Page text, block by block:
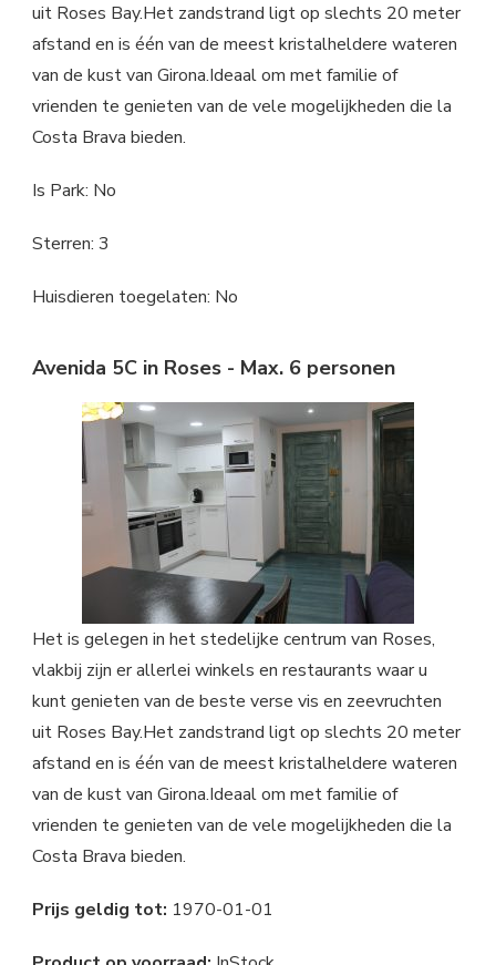
uit Roses Bay.Het zandstrand ligt op slechts 20 meter
afstand en is één van de meest kristalheldere wateren
van de kust van Girona.Ideaal om met familie of
vrienden te genieten van de vele mogelijkheden die la
Costa Brava bieden.
Is Park: No
Sterren: 3
Huisdieren toegelaten: No
Avenida 5C in Roses - Max. 6 personen
Het is gelegen in het stedelijke centrum van Roses,
vlakbij zijn er allerlei winkels en restaurants waar u
kunt genieten van de beste verse vis en zeevruchten
uit Roses Bay.Het zandstrand ligt op slechts 20 meter
afstand en is één van de meest kristalheldere wateren
van de kust van Girona.Ideaal om met familie of
vrienden te genieten van de vele mogelijkheden die la
Costa Brava bieden.
Prijs geldig tot: 1970-01-01